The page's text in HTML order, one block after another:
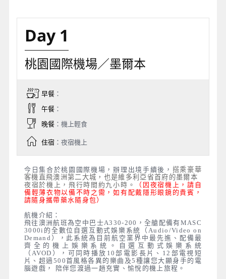
Day 1
桃園國際機場／墨爾本
早餐：
午餐：
晚餐：機上輕食
住宿：夜宿機上
今日集合於桃園國際機場，辦理出境手續後， 搭乘豪華
客機直飛澳洲第二大城，也是維多利亞省首府的墨爾本
夜宿於機上，飛行時間約九小時。
（因夜宿機上，請自
備輕薄衣物以備不時之需，如有配戴隱形眼鏡的貴賓，
請隨身攜帶藥水隨身包）
航機介紹：
飛往澳洲航班為空中巴士A330-200，全艙配備有MASC
3000i的全數位自選互動式娛樂系統（Audio/Video on
Demand），此系統為目前航空業界中最先進、配備最
齊全的機上娛樂系統。自選互動式娛樂系統
（AVOD），可同時播放10部電影長片、12部電視短
片、超過500首風格各異的樂曲及5種讓您大顯身手的電
腦遊戲， 陪伴您渡過一趟充實、愉悅的機上旅程。